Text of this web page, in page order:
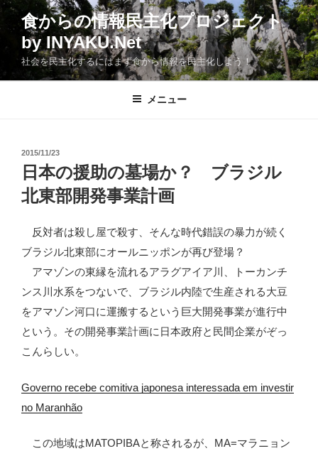
コ
食からの情報民主化プロジェクト
by INYAKU.Net
社会を民主化するにはまず食から情報を民主化しよう！
メニュー
投
稿
日:
2015/11/23
日本の援助の墓場か？ ブラジル
北東部開発事業計画
反対者は殺し屋で殺す、そんな時代錯誤の暴力が続く
ブラジル北東部にオールニッポンが再び登場？
アマゾンの東縁を流れるアラグアイア川、トーカンチ
ンス川水系をつないで、ブラジル内陸で生産される大豆
をアマゾン河口に運搬するという巨大開発事業が進行中
という。その開発事業計画に日本政府と民間企業がぞっ
こんらしい。
Governo recebe comitiva japonesa interessada em investir
no Maranhão
この地域はMATOPIBAと称されるが、MA=マラニョン